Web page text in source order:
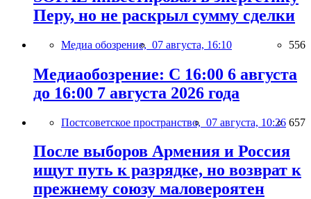
Перу, но не раскрыл сумму сделки
Медиа обозрение, 07 августа, 16:10 556
Медиаобозрение: С 16:00 6 августа
до 16:00 7 августа 2026 года
Постсоветское пространство, 07 августа, 10:26 657
После выборов Армения и Россия
ищут путь к разрядке, но возврат к
прежнему союзу маловероятен